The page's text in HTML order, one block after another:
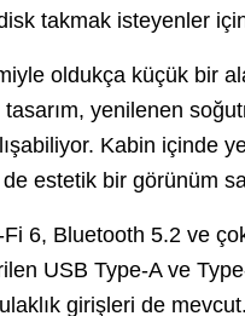
takmak isteyenler
oldukça küçük bir
yenilenen
Kabin içinde
estetik bir görünüm
6, Bluetooth 5.2 ve
USB Type-A ve
girişleri de